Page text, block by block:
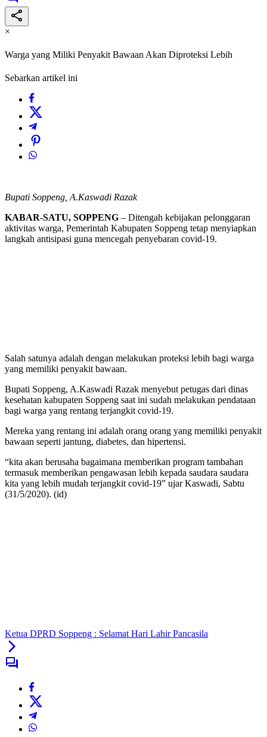
×
Warga yang Miliki Penyakit Bawaan Akan Diproteksi Lebih
Sebarkan artikel ini
Bupati Soppeng, A.Kaswadi Razak
KABAR-SATU, SOPPENG – Ditengah kebijakan pelonggaran
aktivitas warga, Pemerintah Kabupaten Soppeng tetap menyiapkan
langkah antisipasi guna mencegah penyebaran covid-19.
Salah satunya adalah dengan melakukan proteksi lebih bagi warga
yang memiliki penyakit bawaan.
Bupati Soppeng, A.Kaswadi Razak menyebut petugas dari dinas
kesehatan kabupaten Soppeng saat ini sudah melakukan pendataan
bagi warga yang rentang terjangkit covid-19.
Mereka yang rentang ini adalah orang orang yang memiliki penyakit
bawaan seperti jantung, diabetes, dan hipertensi.
“kita akan berusaha bagaimana memberikan program tambahan
termasuk memberikan pengawasan lebih kepada saudara saudara
kita yang lebih mudah terjangkit covid-19” ujar Kaswadi, Sabtu
(31/5/2020). (id)
Ketua DPRD Soppeng : Selamat Hari Lahir Pancasila